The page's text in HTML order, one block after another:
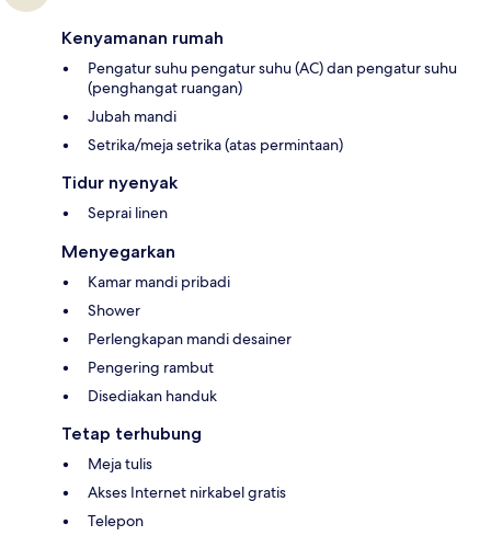
Kenyamanan rumah
Pengatur suhu pengatur suhu (AC) dan pengatur suhu
(penghangat ruangan)
Jubah mandi
Setrika/meja setrika (atas permintaan)
Tidur nyenyak
Seprai linen
Menyegarkan
Kamar mandi pribadi
Shower
Perlengkapan mandi desainer
Pengering rambut
Disediakan handuk
Tetap terhubung
Meja tulis
Akses Internet nirkabel gratis
Telepon